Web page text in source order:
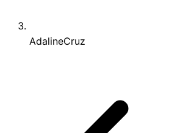
AdalineCruz